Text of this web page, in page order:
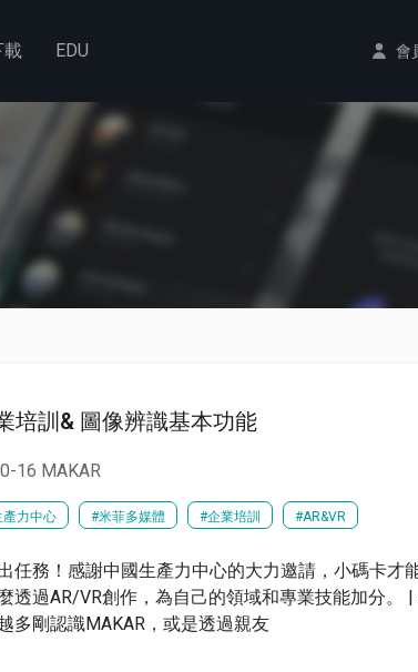
載 EDU 會
培訓& 圖像辨識基本功能
16 MAKAR
力中心 #米菲多媒體 #企業培訓 #AR&VR
任務！感謝中國生產力中心的大力邀請，小碼卡才
透過AR/VR創作，為自己的領域和專業技能加分。
多剛認識MAKAR，或是透過親友